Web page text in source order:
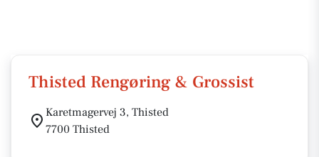
Thisted Rengøring & Grossist
Karetmagervej 3, Thisted
7700 Thisted